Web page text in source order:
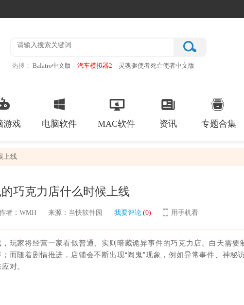
热搜： Balatro中文版 汽车模拟器2
灵魂驱使者死亡使者中文版
游戏 电脑软件 MAC软件 资讯 专题合集
上线
巧克力店什么时候上线
者：WMH 来源：当快软件园 我要评论 (0) 用手机看
玩家将经营一家看似普通、实则暗藏诡异事件的巧克力店。白天需要
而随着剧情推进，店铺会不断出现“闹鬼”现象，例如异常事件、神秘
对。